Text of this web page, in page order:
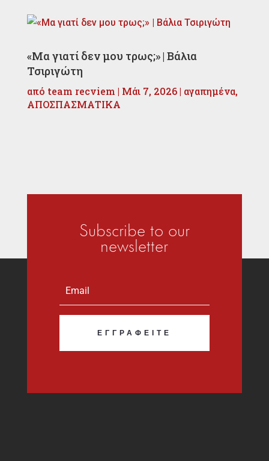
«Μα γιατί δεν μου τρως;» | Βάλια
Τσιριγώτη
από team recviem | Μάι 7, 2026| αγαπημένα,
ΑΠΟΣΠΑΣΜΑΤΙΚΑ
Subscribe to our
newsletter
ΕΓΓΡΑΦΕΊΤΕ